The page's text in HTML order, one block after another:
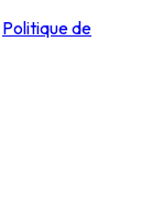
Politique de